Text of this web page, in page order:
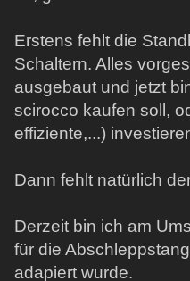
Erstens fehlt die
Schaltern. Alles
ausgebaut und jetzt
scirocco kaufen soll,
effiziente,...)
Dann fehlt natürlich
Derzeit bin ich am
für die
adapiert wurde.